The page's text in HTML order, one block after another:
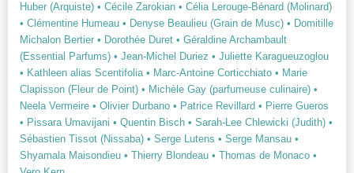
Huber (Arquiste) • Cécile Zarokian • Célia Lerouge-Bénard (Molinard)
• Clémentine Humeau • Denyse Beaulieu (Grain de Musc) • Domitille
Michalon Bertier • Dorothée Duret • Géraldine Archambault
(Essential Parfums) • Jean-Michel Duriez • Juliette Karagueuzoglou
• Kathleen alias Scentifolia • Marc-Antoine Corticchiato • Marie
Clapisson (Fleur de Point) • Michèle Gay (parfumeuse culinaire) •
Neela Vermeire • Olivier Durbano • Patrice Revillard • Pierre Gueros
• Pissara Umavijani • Quentin Bisch • Sarah-Lee Chlewicki (Judith) •
Sébastien Tissot (Nissaba) • Serge Lutens • Serge Mansau •
Shyamala Maisondieu • Thierry Blondeau • Thomas de Monaco •